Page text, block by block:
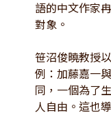
語的中文作家
對象。
笹沼俊曉教授
例：加藤嘉一
同，一個為了
人自由。這也